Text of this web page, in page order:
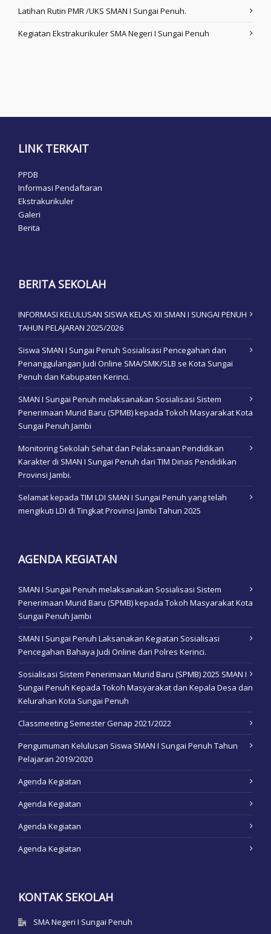
Latihan Rutin PMR /UKS SMAN I Sungai Penuh.
Kegiatan Ekstrakurikuler SMA Negeri I Sungai Penuh
LINK TERKAIT
PPDB
Informasi Pendaftaran
Ekstrakurikuler
Galeri
Berita
BERITA SEKOLAH
INFORMASI KELULUSAN SISWA KELAS XII SMAN I SUNGAI PENUH
TAHUN PELAJARAN 2025/2026
Siswa SMAN I Sungai Penuh Sosialisasi Pencegahan dan
Penanggulangan Judi Online SMA/SMK/SLB se Kota Sungai
Penuh dan Kabupaten Kerinci.
SMAN I Sungai Penuh melaksanakan Sosialisasi Sistem
Penerimaan Murid Baru (SPMB) kepada Tokoh Masyarakat Kota
Sungai Penuh Jambi
Monitoring Sekolah Sehat dan Pelaksanaan Pendidikan
Karakter di SMAN I Sungai Penuh dari TIM Dinas Pendidikan
Provinsi Jambi.
Selamat kepada TIM LDI SMAN I Sungai Penuh yang telah
mengikuti LDI di Tingkat Provinsi Jambi Tahun 2025
AGENDA KEGIATAN
SMAN I Sungai Penuh melaksanakan Sosialisasi Sistem
Penerimaan Murid Baru (SPMB) kepada Tokoh Masyarakat Kota
Sungai Penuh Jambi
SMAN I Sungai Penuh Laksanakan Kegiatan Sosialisasi
Pencegahan Bahaya Judi Online dari Polres Kerinci.
Sosialisasi Sistem Penerimaan Murid Baru (SPMB) 2025 SMAN I
Sungai Penuh Kepada Tokoh Masyarakat dan Kepala Desa dan
Kelurahan Kota Sungai Penuh
Classmeeting Semester Genap 2021/2022
Pengumuman Kelulusan Siswa SMAN I Sungai Penuh Tahun
Pelajaran 2019/2020
Agenda Kegiatan
Agenda Kegiatan
Agenda Kegiatan
Agenda Kegiatan
KONTAK SEKOLAH
SMA Negeri I Sungai Penuh